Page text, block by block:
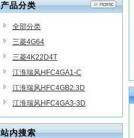
产品分类
全部分类
三菱4G64
三菱4K22D4T
江淮瑞风HFC4GA1-C
江淮瑞风HFC4GB2.3D
江淮瑞风HFC4GA3-3D
站内搜索